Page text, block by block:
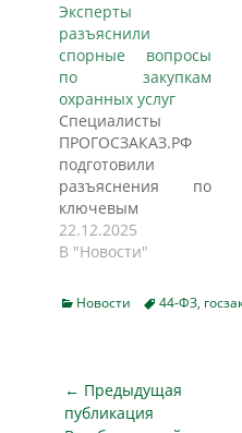
заканчивается в
марте 2025 года. С
28.03.2024
исполнителю было
отказано в
продлении
лицензии на
частную охранную
деятельность,
пишет gkgz.ru.
Контракт
необходимо
одностороннем
Эксперты
разъяснили
спорные вопросы
по закупкам
охранных услуг
Специалисты
ПРОГОСЗАКАЗ.РФ
подготовили
разъяснения по
ключевым
вопросам закупок
охранных услуг:
приказа
Росгвардии № 45
поставщика,
требования к
лицензии с 2025
22.12.2025
В "Новости"
Categories
Новости Tags44-ФЗ,
Навигация
по
← Предыдущая
публикация